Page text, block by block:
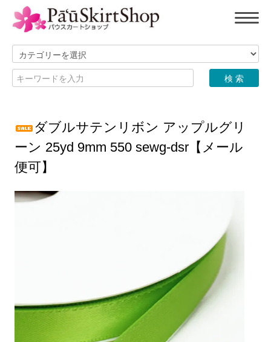
ダブルサテンリボン アップルグリ
ーン 25yd 9mm 550 sewg-dsr【メール
便可】